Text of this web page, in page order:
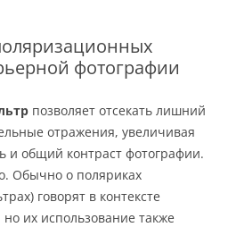
фотографии
позволяет отсекать лишний
отражения, увеличивая
и общий контраст фотографии.
Обычно о поляриках
говорят в контексте
их использование также